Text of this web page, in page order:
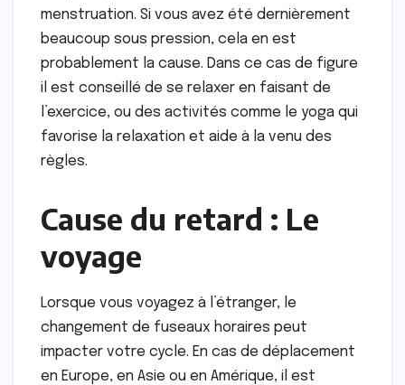
menstruation. Si vous avez été dernièrement
beaucoup sous pression, cela en est
probablement la cause. Dans ce cas de figure
il est conseillé de se relaxer en faisant de
l’exercice, ou des activités comme le yoga qui
favorise la relaxation et aide à la venu des
règles.
Cause du retard : Le
voyage
Lorsque vous voyagez à l’étranger, le
changement de fuseaux horaires peut
impacter votre cycle. En cas de déplacement
en Europe, en Asie ou en Amérique, il est